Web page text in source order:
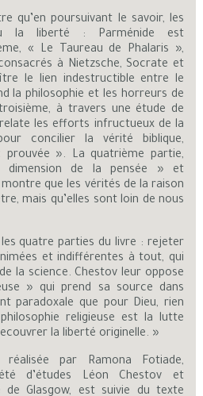
qu’en poursuivant le savoir, les
la liberté : Parménide est
« Le Taureau de Phalaris »,
à Nietzsche, Socrate et
le lien indestructible entre le
la philosophie et les horreurs de
à travers une étude de
les efforts infructueux de la
concilier la vérité biblique,
prouvée ». La quatrième partie,
dimension de la pensée » et
que les vérités de la raison
mais qu’elles sont loin de nous
quatre parties du livre : rejeter
et indifférentes à tout, qui
la science. Chestov leur oppose
» qui prend sa source dans
paradoxale que pour Dieu, rien
religieuse est la lutte
la liberté originelle. »
par Ramona Fotiade,
d’études Léon Chestov et
de Glasgow, est suivie du texte